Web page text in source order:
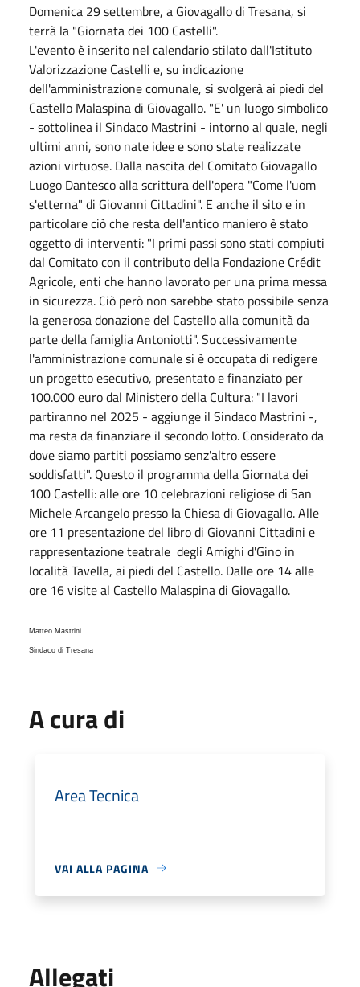
Domenica 29 settembre, a Giovagallo di Tresana, si
terrà la "Giornata dei 100 Castelli".
L'evento è inserito nel calendario stilato dall'Istituto
Valorizzazione Castelli e, su indicazione
dell'amministrazione comunale, si svolgerà ai piedi del
Castello Malaspina di Giovagallo. "E' un luogo simbolico
- sottolinea il Sindaco Mastrini - intorno al quale, negli
ultimi anni, sono nate idee e sono state realizzate
azioni virtuose. Dalla nascita del Comitato Giovagallo
Luogo Dantesco alla scrittura dell'opera "Come l'uom
s'etterna" di Giovanni Cittadini". E anche il sito e in
particolare ciò che resta dell'antico maniero è stato
oggetto di interventi: "I primi passi sono stati compiuti
dal Comitato con il contributo della Fondazione Crédit
Agricole, enti che hanno lavorato per una prima messa
in sicurezza. Ciò però non sarebbe stato possibile senza
la generosa donazione del Castello alla comunità da
parte della famiglia Antoniotti". Successivamente
l'amministrazione comunale si è occupata di redigere
un progetto esecutivo, presentato e finanziato per
100.000 euro dal Ministero della Cultura: "I lavori
partiranno nel 2025 - aggiunge il Sindaco Mastrini -,
ma resta da finanziare il secondo lotto. Considerato da
dove siamo partiti possiamo senz'altro essere
soddisfatti". Questo il programma della Giornata dei
100 Castelli: alle ore 10 celebrazioni religiose di San
Michele Arcangelo presso la Chiesa di Giovagallo. Alle
ore 11 presentazione del libro di Giovanni Cittadini e
rappresentazione teatrale degli Amighi d'Gino in
località Tavella, ai piedi del Castello. Dalle ore 14 alle
ore 16 visite al Castello Malaspina di Giovagallo.
Matteo Mastrini
Sindaco di Tresana
A cura di
Area Tecnica
VAI ALLA PAGINA
Allegati